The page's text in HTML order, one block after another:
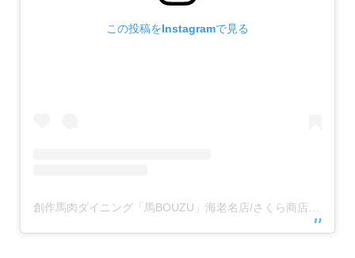
この投稿をInstagramで見る